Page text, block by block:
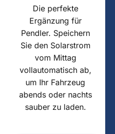
Die perfekte
Ergänzung für
Pendler. Speichern
Sie den Solarstrom
vom Mittag
vollautomatisch ab,
um Ihr Fahrzeug
abends oder nachts
sauber zu laden.